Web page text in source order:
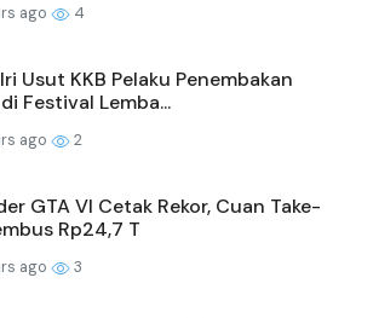
ago 4
Usut KKB Pelaku Penembakan
Festival Lemba...
ago 2
GTA VI Cetak Rekor, Cuan Take-
Rp24,7 T
ago 3